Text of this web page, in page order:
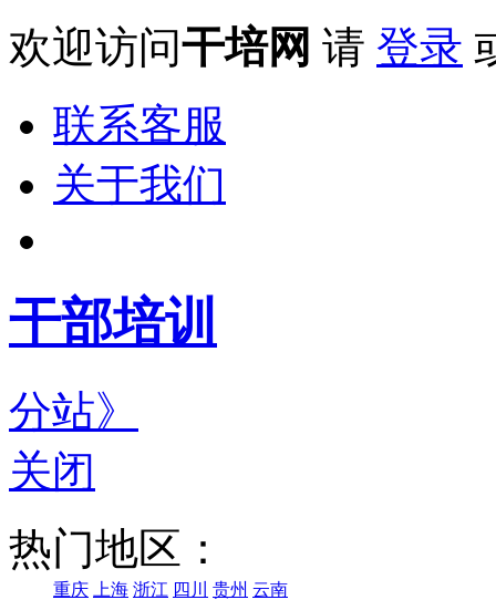
欢迎访问干培网 请 登录
联系客服
关于我们
干部培训
分站》
关闭
热门地区：
重庆 上海 浙江 四川 贵州 云南